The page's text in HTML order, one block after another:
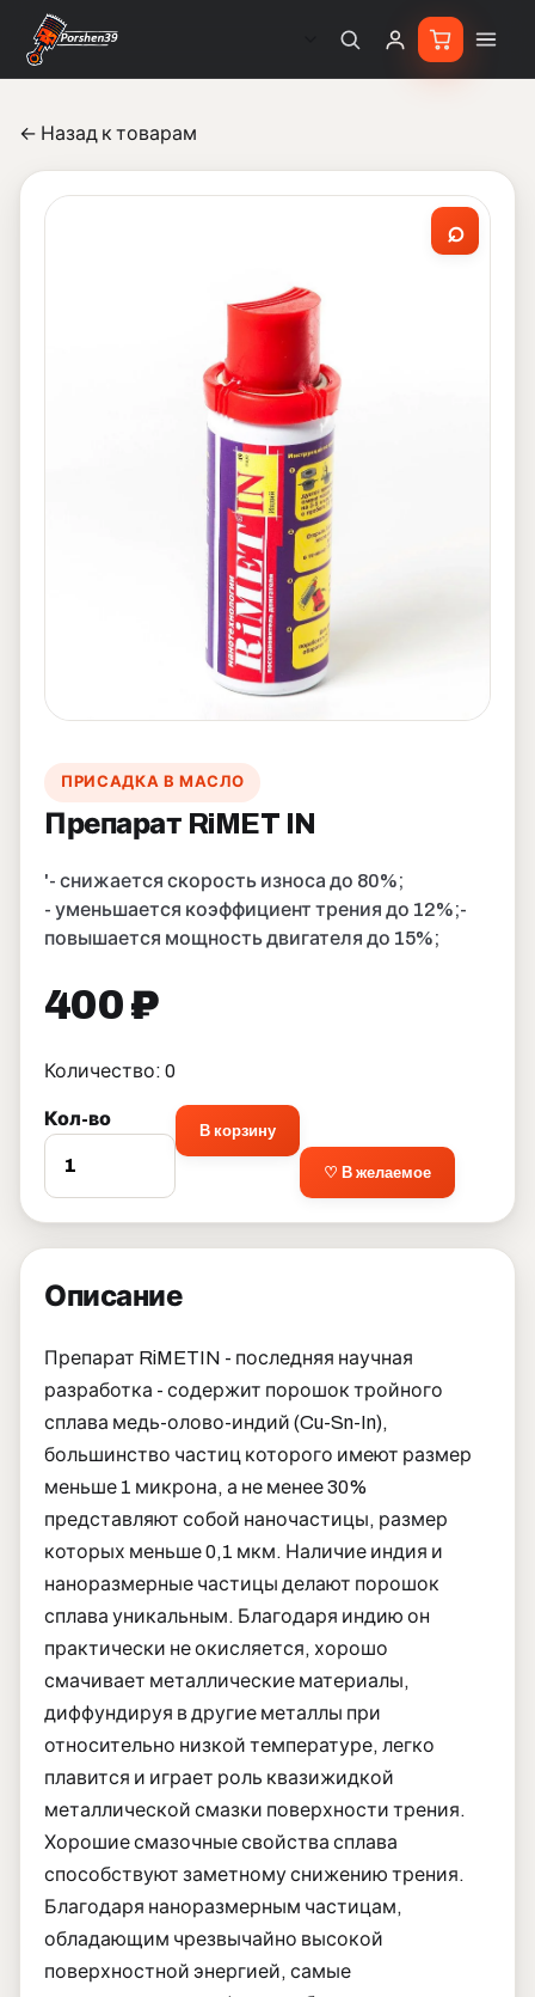
← Назад к товарам
⌕
ПРИСАДКА В МАСЛО
Препарат RiMET IN
'- снижается скорость износа до 80%;
- уменьшается коэффициент трения до 12%;-
повышается мощность двигателя до 15%;
400 ₽
Количество: 0
Кол-во
В корзину
♡ В желаемое
Описание
Препарат RiMETIN - последняя научная
разработка - содержит порошок тройного
сплава медь-олово-индий (Cu-Sn-In),
большинство частиц которого имеют размер
меньше 1 микрона, а не менее 30%
представляют собой наночастицы, размер
которых меньше 0,1 мкм. Наличие индия и
наноразмерные частицы делают порошок
сплава уникальным. Благодаря индию он
практически не окисляется, хорошо
смачивает металлические материалы,
диффундируя в другие металлы при
относительно низкой температуре, легко
плавится и играет роль квазижидкой
металлической смазки поверхности трения.
Хорошие смазочные свойства сплава
способствуют заметному снижению трения.
Благодаря наноразмерным частицам,
обладающим чрезвычайно высокой
поверхностной энергией, самые